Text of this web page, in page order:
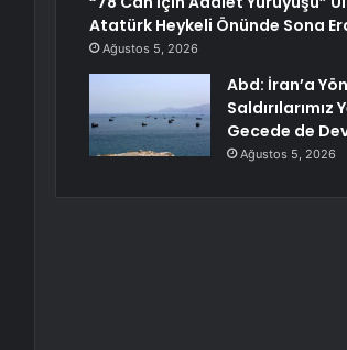
Atatürk Heykeli Önünde Sona
Ağustos 5, 2026
Abd: İran’a
Saldırılarımız
Gecede de
Ağustos 5, 2026